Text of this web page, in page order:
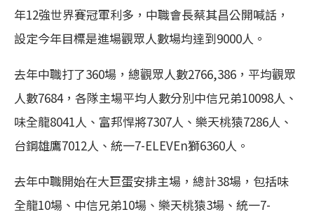
年12強世界賽冠軍利多，中職會長蔡其昌公開喊話，
設定今年目標是進場觀眾人數場均達到9000人。
去年中職打了360場，總觀眾人數2766,386，平均觀眾
人數7684，各隊主場平均人數分別中信兄弟10098人、
味全龍8041人、富邦悍將7307人、樂天桃猿7286人、
台鋼雄鷹7012人、統一7-ELEVEn獅6360人。
去年中職開始在大巨蛋安排主場，總計38場，包括味
全龍10場、中信兄弟10場、樂天桃猿3場、統一7-